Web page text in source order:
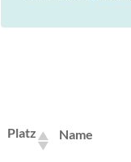
Platz Name